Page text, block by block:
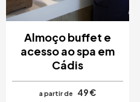
Almoço buffet e
acesso ao spa em
Cádis
a partir de 49 €